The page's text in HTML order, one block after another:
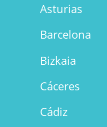
Asturias
Barcelona
Bizkaia
Cáceres
Cádiz